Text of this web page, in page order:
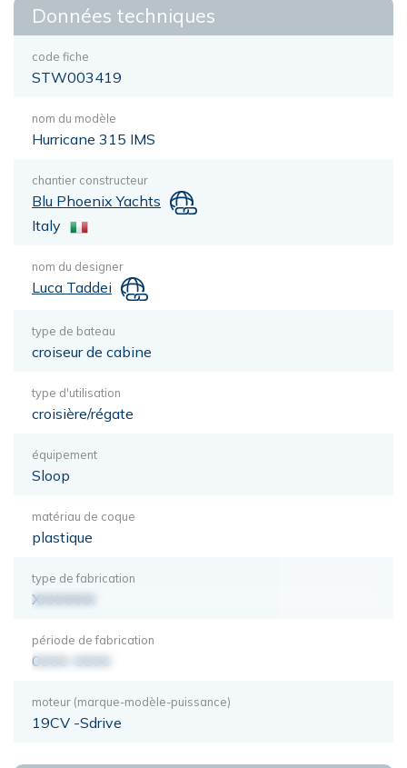
Données techniques
code fiche
STW003419
nom du modèle
Hurricane 315 IMS
chantier constructeur
Blu Phoenix Yachts
Italy
nom du designer
Luca Taddei
type de bateau
croiseur de cabine
type d'utilisation
croisière/régate
équipement
Sloop
matériau de coque
plastique
type de fabrication
XXXXXXX
période de fabrication
0000-0000
moteur (marque-modèle-puissance)
19CV -Sdrive